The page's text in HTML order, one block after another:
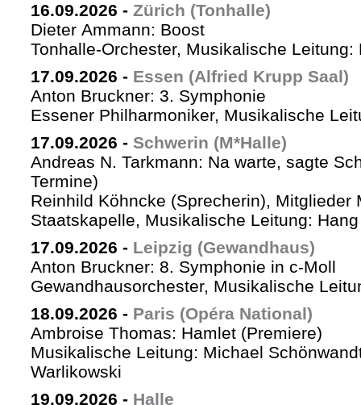
16.09.2026 - Zürich (Tonhalle)
Dieter Ammann: Boost
Tonhalle-Orchester, Musikalische Leitung:
17.09.2026 - Essen (Alfried Krupp Saal)
Anton Bruckner: 3. Symphonie
Essener Philharmoniker, Musikalische
17.09.2026 - Schwerin (M*Halle)
Andreas N. Tarkmann: Na warte, sagte
Termine)
Reinhild Köhncke (Sprecherin), Mitglieder
Staatskapelle, Musikalische Leitung:
17.09.2026 - Leipzig (Gewandhaus)
Anton Bruckner: 8. Symphonie in c-Moll
Gewandhausorchester, Musikalische
18.09.2026 - Paris (Opéra National)
Ambroise Thomas: Hamlet (Premiere)
Musikalische Leitung: Michael
Warlikowski
19.09.2026 - Halle